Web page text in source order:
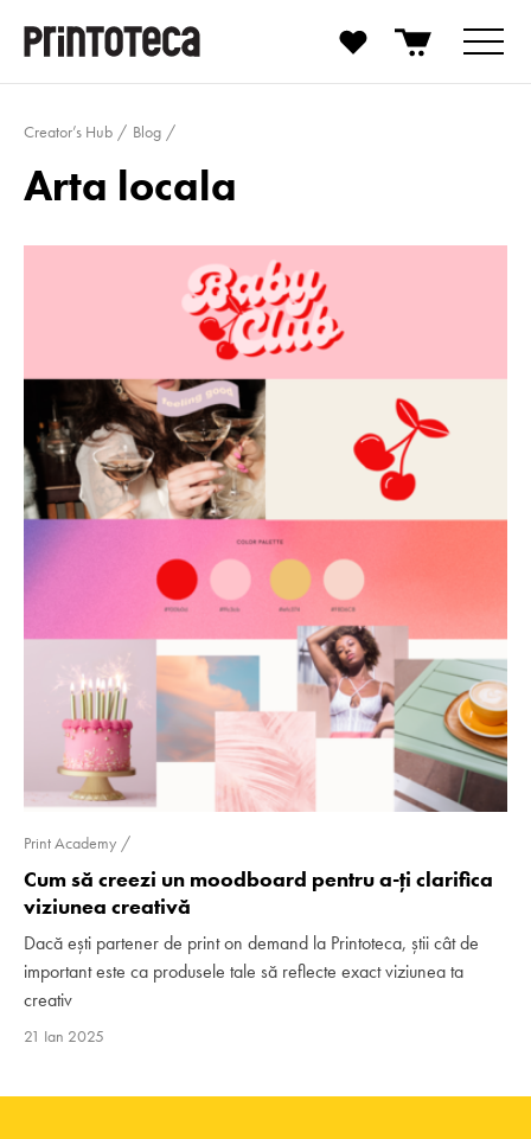
Creator’s Hub Blog
Arta locala
Print Academy
Cum să creezi un moodboard pentru a-ți clarifica
viziunea creativă
Dacă ești partener de print on demand la Printoteca, știi cât de
important este ca produsele tale să reflecte exact viziunea ta
creativ
21 Ian 2025